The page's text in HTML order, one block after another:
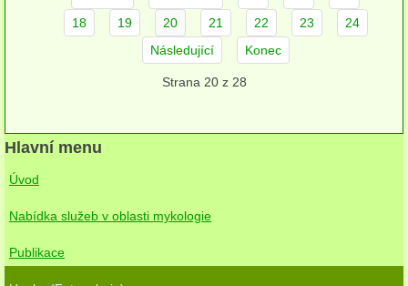
Perithecia stromatická
Perithecia nestromatická
18
19 20 21 22 23
24
Následující
Konec
Strana 20 z 28
Hlavní menu
Úvod
Nabídka služeb v oblasti mykologie
Publikace